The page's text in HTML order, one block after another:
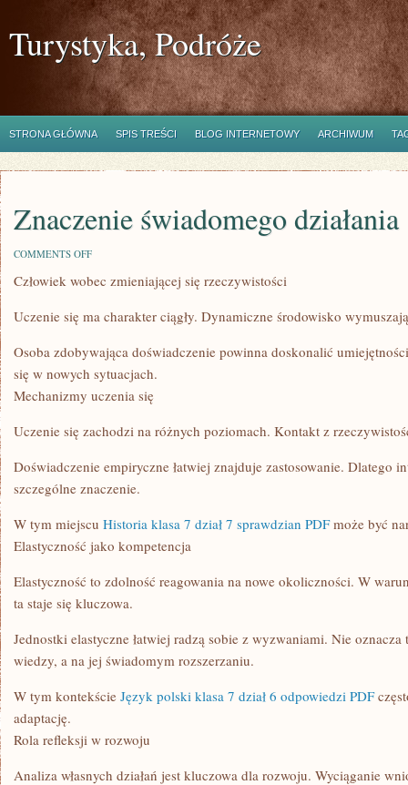
Turystyka, Podróże
STRONA GŁÓWNA SPIS TREŚCI BLOG INTERNETOWY ARCHIWUM
Znaczenie świadomego działania
COMMENTS OFFON
ŚWIADOMEGO
Człowiek wobec zmieniającej się rzeczywistości
Uczenie się ma charakter ciągły. Dynamiczne środowisko
Osoba zdobywająca doświadczenie powinna doskonalić
się w nowych sytuacjach.
Mechanizmy uczenia się
Uczenie się zachodzi na różnych poziomach. Kontakt z
Doświadczenie empiryczne łatwiej znajduje zastosowanie. Dlatego
szczególne znaczenie.
W tym miejscu Historia klasa 7 dział 7 sprawdzian PDFmoże być
Elastyczność jako kompetencja
Elastyczność to zdolność reagowania na nowe okoliczności. W
ta staje się kluczowa.
Jednostki elastyczne łatwiej radzą sobie z wyzwaniami. Nie
wiedzy, a na jej świadomym rozszerzaniu.
W tym kontekście Język polski klasa 7 dział 6 odpowiedzi PDF
adaptację.
Rola refleksji w rozwoju
Analiza własnych działań jest kluczowa dla rozwoju. Wyciąganie